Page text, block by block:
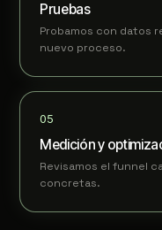
Pruebas
Probamos con datos
nuevo proceso.
Medición y
Revisamos el funnel
concretas.